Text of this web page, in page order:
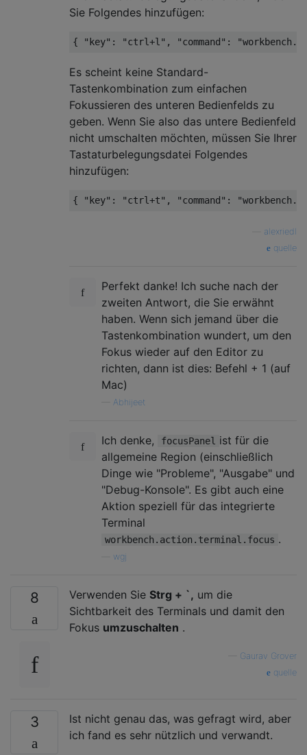
Sie Folgendes hinzufügen:
Es scheint keine Standard-
Tastenkombination zum einfachen
Fokussieren des unteren Bedienfelds zu
geben. Wenn Sie also das untere Bedienfeld
nicht umschalten möchten, müssen Sie Ihrer
Tastaturbelegungsdatei Folgendes
hinzufügen:
alexriedl
quelle
Perfekt danke! Ich suche nach der
zweiten Antwort, die Sie erwähnt
haben. Wenn sich jemand über die
Tastenkombination wundert, um den
Fokus wieder auf den Editor zu
richten, dann ist dies: Befehl + 1 (auf
Mac)
Abhijeet
Ich denke, focusPanel ist für die
allgemeine Region (einschließlich
Dinge wie "Probleme", "Ausgabe" und
"Debug-Konsole". Es gibt auch eine
Aktion speziell für das integrierte
Terminal
workbench.action.terminal.focus .
wgj
8 Verwenden Sie Strg + `, um die
Sichtbarkeit des Terminals und damit den
Fokus umzuschalten .
Gaurav Grover
quelle
3
Ist nicht genau das, was gefragt wird, aber
ich fand es sehr nützlich und verwandt.